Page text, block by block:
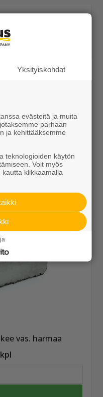
490x130x120
vas. harmaa
Yksityiskohdat
evästeitä ja muita
parhaan
ja kehittääksemme
teknologioiden käytön
Voit myös
klikkaamalla